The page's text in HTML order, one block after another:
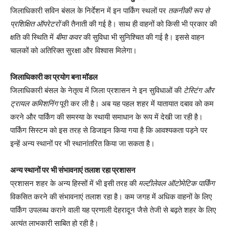
जिलाधिकारी सविन बंसल के निर्देशन में इन पार्किंग स्थलों पर तकनीकी रूप से
प्रशिक्षित ऑपरेटरोंकी तैनाती की गई है। साथ ही वाहनों को किसी भी प्रकार की
क्षति की स्थिति में बीमा कवरकी सुविधा भी सुनिश्चित की गई है। इससे वाहन
चालकों को अतिरिक्त सुरक्षा और विश्वास मिलेगा।
जिलाधिकारी का प्रयोग बना मॉडल
जिलाधिकारी बंसल के नेतृत्व में जिला प्रशासन ने इन सुविधाओं की टेस्टिंग और
ट्रायल कमिशनिंगपूरी कर ली है। अब यह पहल शहर में यातायात दबाव को कम
करने और पार्किंग की समस्या के स्थायी समाधान के रूप में देखी जा रही है।
पार्किंग सिस्टम को इस तरह से डिजाइन किया गया है कि आवश्यकता पड़ने पर
इन्हें अन्य स्थानों पर भी स्थानांतरित किया जा सकता है।
अन्य स्थानों पर भी संभावनाएं तलाश रहा प्रशासन
प्रशासन शहर के अन्य हिस्सों में भी इसी तरह की मल्टीलेवल ऑटोमेटिक पार्किंग
विकसित करने की संभावनाएं तलाश रहा है। कम जगह में अधिक वाहनों के लिए
पार्किंग उपलब्ध कराने वाली यह प्रणाली देहरादून जैसे तेजी से बढ़ते शहर के लिए
अत्यंत लाभकारी साबित हो रही है।